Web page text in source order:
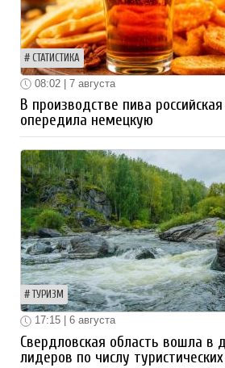
СТАТИСТИКА
08:02 | 7 августа
В производстве пива
опередила немецкую
ТУРИЗМ
17:15 | 6 августа
Свердловская область вошла в
лидеров по числу